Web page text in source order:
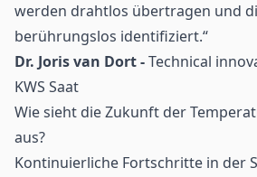
werden drahtlos übertragen und
berührungslos identifiziert.“
Dr. Joris van Dort -Technical
KWS Saat
Wie sieht die Zukunft der
aus?
Kontinuierliche Fortschritte in der